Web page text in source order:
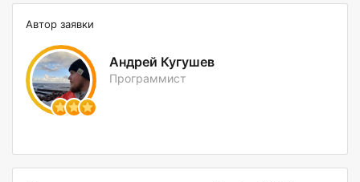
Автор заявки
Андрей Кугушев
Программист